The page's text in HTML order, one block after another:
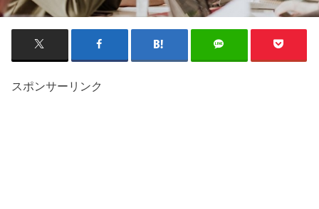
スポンサーリンク